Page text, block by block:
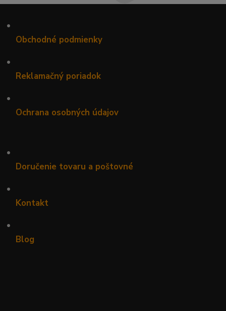
•
Obchodné podmienky
•
Reklamačný poriadok
•
Ochrana osobných údajov
•
Doručenie tovaru a poštovné
•
Kontakt
•
Blog